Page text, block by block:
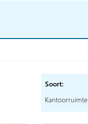
Soort:
Kantoorruimte